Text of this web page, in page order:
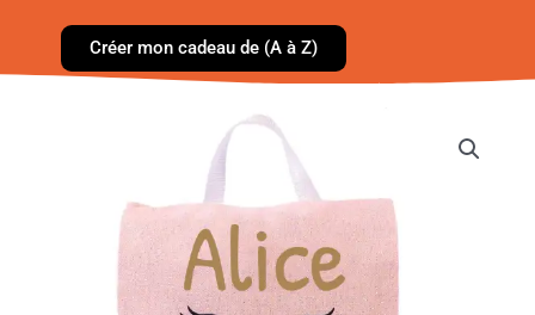
Créer mon cadeau de (A à Z)
quantité
de
rabat
-
Biche
Rose